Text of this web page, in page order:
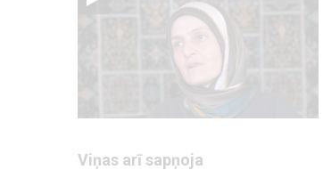
Viņas arī sapņoja